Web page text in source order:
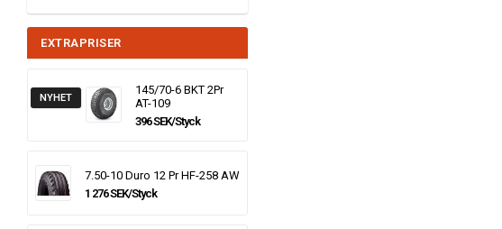
EXTRAPRISER
NYHET
145/70-6 BKT 2Pr
AT-109
396 SEK/Styck
7.50-10 Duro 12 Pr HF-258 AW
1 276 SEK/Styck